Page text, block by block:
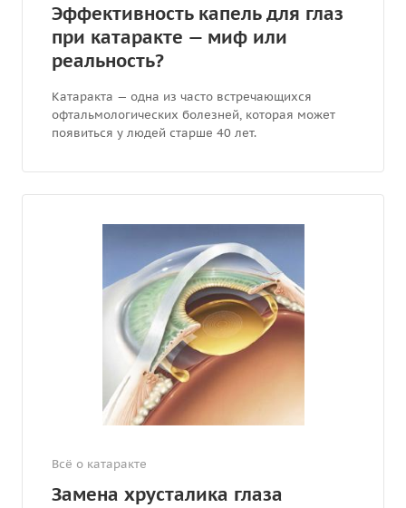
Эффективность капель для глаз
при катаракте — миф или
реальность?
Катаракта — одна из часто встречающихся
офтальмологических болезней, которая может
появиться у людей старше 40 лет.
Всё о катаракте
Замена хрусталика глаза